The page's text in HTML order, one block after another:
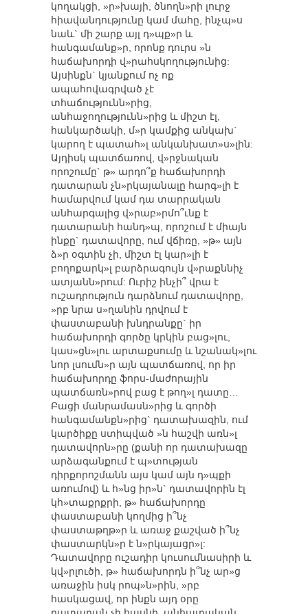
կողակցի, »ր»խայի, ծնողն»րի լուրջ
հիավանդությունը կամ մահը, ինչպ»ս
նաև` մի շարք այլ դ»պք»ր և
հանգամանք»ր, որոնք դուրս »ն
հաճախորդի վ»րահսկողությունից:
Այսինքն` կյանքում ոչ ոք
ապահովագրված չէ
տհաճությունն»րից,
անհաջողությունն»րից և միշտ էլ,
հանկարծակի, մ»ր կամքից անկախ`
կարող է պատահ»լ անկանխատ»ս»լին:
Այդիսկ պատճառով, վ»րջնական
որոշումը` թ» արդո՞ք հաճախորդի
դատարան չն»րկայանալը հարգ»լի է
համարվում կամ դա տարրական
անհարգալից վ»րաբ»րմո՞ւնք է
դատարանի հանդ»պ, որոշում է միայն
ինքը` դատավորը, ում վճիռը, »թ» այն
ձ»ր օգտին չի, միշտ էլ կար»լի է
բողոքարկ»լ բարձրագույն վ»րաքննիչ
ատյանն»րում: Ուրիշ ինչի՞ վրա է
ուշադրություն դարձնում դատավորը,
»րբ նրա ս»ղանին դրվում է
փաստաբանի խնդրանքը` իր
հաճախորդի գործը կրկին բաց»լու,
կաս»ցն»լու արտաքսումը և նշանակ»լու
նոր լսումն»ր այն պատճառով, որ իր
հաճախորդը ֆորս-մաժորային
պատճառն»րով բաց է թող»լ դատը…
Բացի մանրամասն»րից և գործի
հանգամանքն»րից` դատախազին, ում
կարծիքը ստիպված »ն հաշվի առն»լ
դատավորն»րը (քանի որ դատախազը
արձագանքում է պ»տության
դիրքորոշմանն այս կամ այն դ»պքի
առումով) և հ»նց իր»ն` դատավորին էլ
կհ»տաքրքրի, թ» հաճախորդը
փաստաբանի կողմից ի՞նչ
փաստաթղթ»ր և առաջ քաշված ի՞նչ
փաստարկն»ր է ն»րկայացր»լ:
Դատավորը ուշադիր կուսումնասիրի և
կվ»րլուծի, թ» հաճախորդն ի՞նչ ար»ց
առաջին իսկ րոպ»ն»րին, »րբ
հասկացավ, որ ինքն այդ օրը